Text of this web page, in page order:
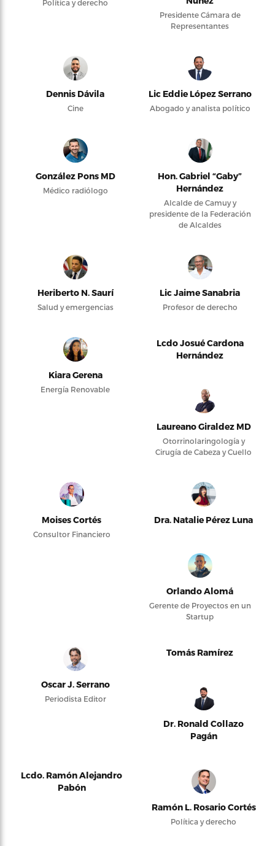
Política y derecho
Presidente Cámara de
Representantes
Dennis Dávila
Cine
Lic Eddie López Serrano
Abogado y analista político
González Pons MD
Médico radiólogo
Hon. Gabriel “Gaby”
Hernández
Alcalde de Camuy y
presidente de la Federación
de Alcaldes
Heriberto N. Saurí
Salud y emergencias
Lic Jaime Sanabria
Profesor de derecho
Kiara Gerena
Energía Renovable
Lcdo Josué Cardona
Hernández
Laureano Giraldez MD
Otorrinolaringología y
Cirugía de Cabeza y Cuello
Moises Cortés
Consultor Financiero
Dra. Natalie Pérez Luna
Orlando Alomá
Gerente de Proyectos en un
Startup
Oscar J. Serrano
Periodista Editor
Tomás Ramírez
Dr. Ronald Collazo
Pagán
Lcdo. Ramón Alejandro
Pabón
Ramón L. Rosario Cortés
Política y derecho